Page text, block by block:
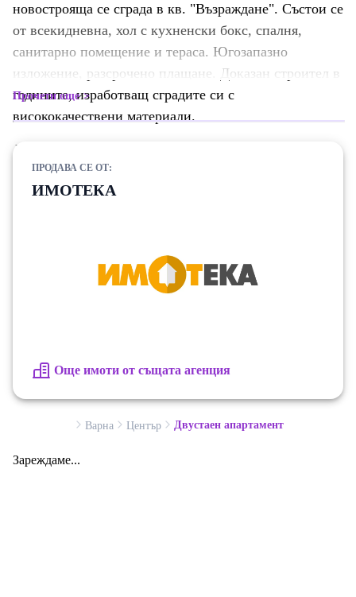
новострояща се сграда в кв. "Възраждане". Състои се
от всекидневна, хол с кухненски бокс, спалня,
санитарно помещение и тераса. Югозапазно
изложение, разсрочено плащане. Доказан строител в
годините, изработващ сградите си с
висококачествени материали.
В близост до спирки, денонощни магазини, парк
"Възраждане", аптеки, училища и детски градини.
Разсрочено плащане
Прочети още
ПРОДАВА СЕ ОТ:
ИМОТЕКА
Още имоти от същата агенция
Варна Център Двустаен апартамент
Зареждаме...